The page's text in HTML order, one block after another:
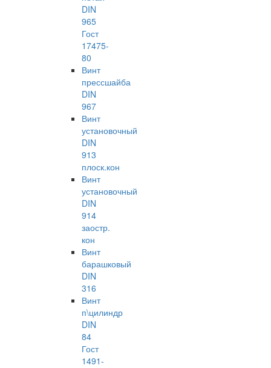
DIN
965
Гост
17475-
80
Винт
прессшайба
DIN
967
Винт
установочный
DIN
913
плоск.кон
Винт
установочный
DIN
914
заостр.
кон
Винт
барашковый
DIN
316
Винт
п\цилиндр
DIN
84
Гост
1491-